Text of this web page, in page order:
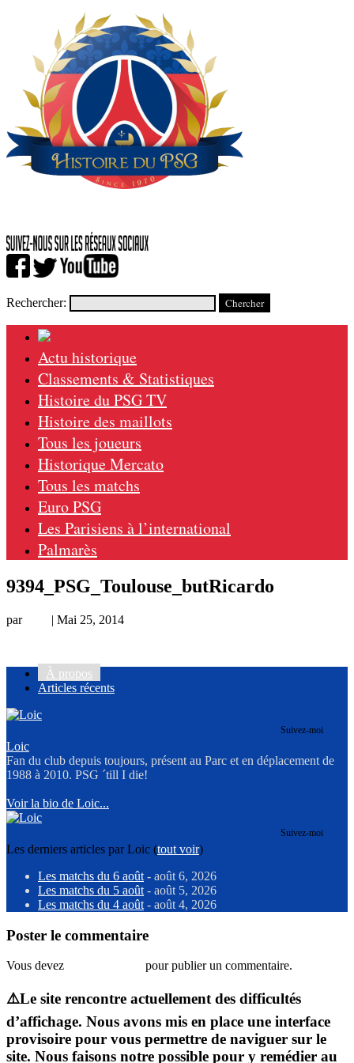
Rechercher:
Actu historique
Classements & Statistiques
Histoire du PSG TV
Histoire des maillots
Tous les joueurs
Historique Mercato
Tous les matchs
Euro PSG
Les Parisiens à l’international
Palmarès
9394_PSG_Toulouse_butRicardo
par | Mai 25, 2014
À propos
Articles récents
Suivez-moi
Loic
Fan du club depuis toujours, présent au Parc et en déplacement de
1988 à 2010. PSG ´till I die!
Voir la bio de Loic...
Suivez-moi
Les derniers articles par Loic (tout voir)
Les matchs du 6 août - août 6, 2026
Les matchs du 5 août - août 5, 2026
Les matchs du 4 août - août 4, 2026
Poster le commentaire
Vous devez pour publier un commentaire.
⚠️Le site rencontre actuellement des difficultés
d’affichage. Nous avons mis en place une interface
provisoire pour vous permettre de naviguer sur le
site. Nous faisons notre possible pour y remédier au